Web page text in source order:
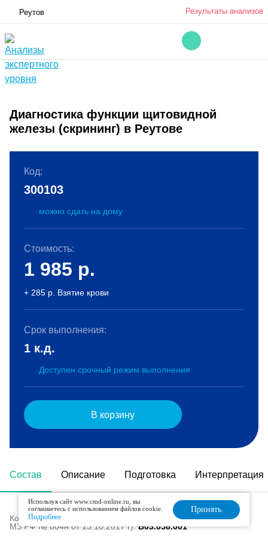
Реутов Результаты анализов
Диагностика функции щитовидной
железы (скрининг) в Реутове
Состав Описание Подготовка Интерпретация
Код в номенклатуре медицинских услуг (Приказ
МЗ РФ № 804н от 13.10.2017 г):B03.058.001
Код:
300103
можно сдать на дому
Стоимость:
1 985 р.
+ 285 р. Взятие крови
Срок выполнения:
1 к.д.
Доступен срочный режим выполнения
В корзину
Используя сайт www.cmd-online.ru, вы
соглашаетесь с использованием файлов cookie.
Подробнее
Принять